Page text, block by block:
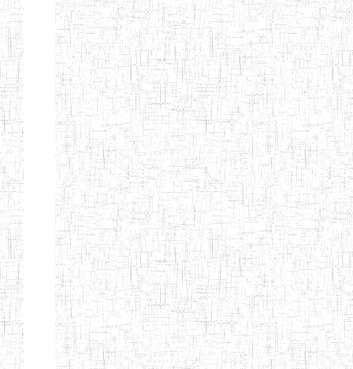
Afficher Page 9 sur 13 Total: 307
Début Préc. 4 5 6 7 8
9
13
Suivant Fin
Etablissements
d'enseignement
secondaire
technique